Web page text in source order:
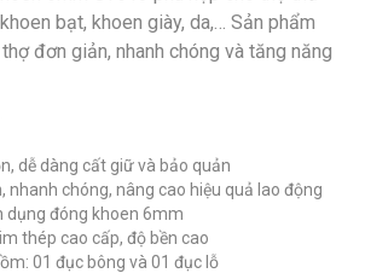
bạt, khoen giày, da,… Sản phẩm
đơn giản, nhanh chóng và tăng năng
dễ dàng cất giữ và bảo quản
nhanh chóng, nâng cao hiệu quả lao động
dụng đóng khoen 6mm
thép cao cấp, độ bền cao
01 đục bông và 01 đục lỗ